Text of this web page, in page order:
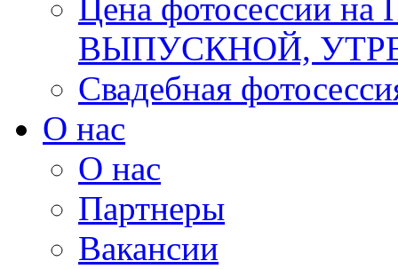
Цена фотосессии
ВЫПУСКНОЙ,
Свадебная
О нас
О нас
Партнеры
Вакансии